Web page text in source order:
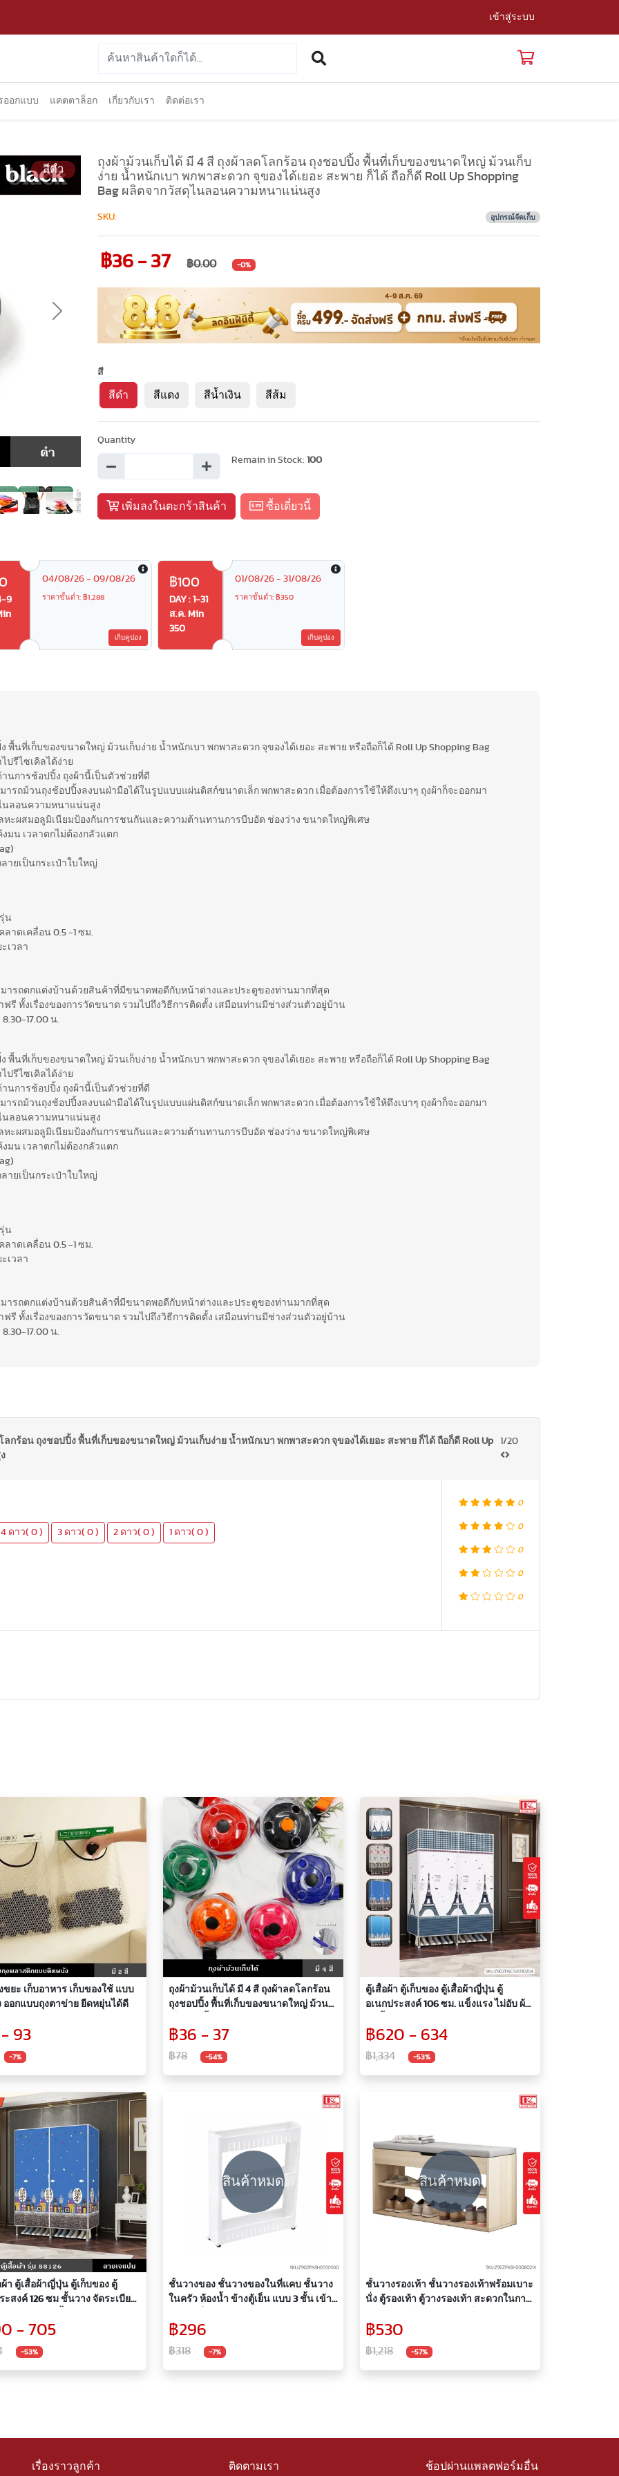
เข้าสู่ระบบ
ออกแบบ แคตตาล็อก เกี่ยวกับเรา ติดต่อเรา
สีดำ
Next
ถุงผ้าม้วนเก็บได้ มี 4 สี ถุงผ้าลดโลกร้อน ถุงชอปปิ้ง พื้นที่เก็บของขนาดใหญ่ ม้วนเก็บ
ง่าย น้ำหนักเบา พกพาสะดวก จุของได้เยอะ สะพาย ก็ได้ ถือก็ดี Roll Up Shopping
Bag ผลิตจากวัสดุไนลอนความหนาแน่นสูง
SKU: อุปกรณ์จัดเก็บ
฿36 - 37 ฿0.00 -0%
สี
สีดำ สีแดง สีน้ำเงิน สีส้ม
Quantity
Remain in Stock: 100
เพิ่มลงในตะกร้าสินค้า ซื้อเดี๋ยวนี้
9
04/08/26 - 09/08/26
ราคาขั้นต่ำ: ฿1,288
เก็บคูปอง
฿100
DAY : 1-31
ส.ค. Min
350
01/08/26 - 31/08/26
ราคาขั้นต่ำ: ฿350
เก็บคูปอง
นที่เก็บของขนาดใหญ่ ม้วนเก็บง่าย น้ำหนักเบา พกพาสะดวก จุของได้เยอะ สะพาย หรือถือก็ได้ Roll Up Shopping Bag
รีไซเคิลได้ง่าย
การช้อปปิ้ง ถุงผ้านี้เป็นตัวช่วยที่ดี
ถม้วนถุงช้อปปิ้งลงบนฝ่ามือได้ในรูปแบบแผ่นดิสก์ขนาดเล็ก พกพาสะดวก เมื่อต้องการใช้ให้ดึงเบาๆ ถุงผ้าก็จะออกมา
ลอนความหนาแน่นสูง
ะผสมอลูมิเนียมป้องกันการชนกันและความต้านทานการบีบอัด ช่องว่าง ขนาดใหญ่พิเศษ
มน เวลาตกไม่ต้องกลัวแตก
ายเป็นกระเป๋าใบใหญ่
น
ดเคลื่อน 0.5 -1 ซม.
เวลา
ามารถตกแต่งบ้านด้วยสินค้าที่มีขนาดพอดีกับหน้าต่างและประตูของท่านมากที่สุด
ฟรี ทั้งเรื่องของการวัดขนาด รวมไปถึงวิธีการติดตั้ง เสมือนท่านมีช่างส่วนตัวอยู่บ้าน
17.00 น.
นที่เก็บของขนาดใหญ่ ม้วนเก็บง่าย น้ำหนักเบา พกพาสะดวก จุของได้เยอะ สะพาย หรือถือก็ได้ Roll Up Shopping Bag
รีไซเคิลได้ง่าย
การช้อปปิ้ง ถุงผ้านี้เป็นตัวช่วยที่ดี
ถม้วนถุงช้อปปิ้งลงบนฝ่ามือได้ในรูปแบบแผ่นดิสก์ขนาดเล็ก พกพาสะดวก เมื่อต้องการใช้ให้ดึงเบาๆ ถุงผ้าก็จะออกมา
ลอนความหนาแน่นสูง
ะผสมอลูมิเนียมป้องกันการชนกันและความต้านทานการบีบอัด ช่องว่าง ขนาดใหญ่พิเศษ
มน เวลาตกไม่ต้องกลัวแตก
ายเป็นกระเป๋าใบใหญ่
น
ดเคลื่อน 0.5 -1 ซม.
เวลา
ามารถตกแต่งบ้านด้วยสินค้าที่มีขนาดพอดีกับหน้าต่างและประตูของท่านมากที่สุด
ฟรี ทั้งเรื่องของการวัดขนาด รวมไปถึงวิธีการติดตั้ง เสมือนท่านมีช่างส่วนตัวอยู่บ้าน
17.00 น.
ลกร้อน ถุงชอปปิ้ง พื้นที่เก็บของขนาดใหญ่ ม้วนเก็บง่าย น้ำหนักเบา พกพาสะดวก จุของได้เยอะ สะพาย ก็ได้ ถือก็ดี Roll Up
1/20
4 ดาว( 0 ) 3 ดาว( 0 ) 2 ดาว( 0 ) 1 ดาว( 0 )
0
0
0
0
0
ขยะ เก็บอาหาร เก็บของใช้ แบบ
ออกแบบถุงตาข่าย ยืดหยุ่นได้ดี
93
-7%
ถุงผ้าม้วนเก็บได้ มี 4 สี ถุงผ้าลดโลกร้อน
ถุงชอปปิ้ง พื้นที่เก็บของขนาดใหญ่ ม้วน
ได้เยอะ สะพาย ก็ได้ ถือก็ดี Roll Up
หนาแน่นสูง
฿36 - 37
฿78 -54%
ตู้เสื้อผ้า ตู้เก็บของ ตู้เสื้อผ้าญี่ปุ่น ตู้
อเนกประสงค์ 106 ซม. แข็งแรง ไม่อับ ผ้า
฿620 - 634
฿1,334 -53%
ผ้า ตู้เสื้อผ้าญี่ปุ่น ตู้เก็บของ ตู้
ะสงค์ 126 ซม ชั้นวาง จัดระเบียบ
- 705
-53%
สินค้าหมด
ชั้นวางของ ชั้นวางของในที่แคบ ชั้นวาง
ในครัว ห้องน้ำ ข้างตู้เย็น แบบ 3 ชั้น เข้า
฿296
฿318 -7%
สินค้าหมด
ชั้นวางรองเท้า ชั้นวางรองเท้าพร้อมเบาะ
นั่ง ตู้รองเท้า ตู้วางรองเท้า สะดวกในการ
ประหยัดพื้นที
฿530
฿1,218 -57%
เรื่องราวลูกค้า ติดตามเรา ช้อปผ่านแพลตฟอร์มอื่น